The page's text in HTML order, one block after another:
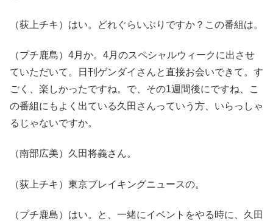
（荻上チキ）はい。どれぐらいぶりですか？この番組は。
（プチ鹿島）4月か。4月のスペシャルウィークに出させ
ていただいて。日刊ゲンダイさんと直接お会いできて。す
ごく、楽しかったですね。で、その1週間後にですね、こ
の番組にもよく出ている久田さんっていう方、いらっしゃ
るじゃないですか。
（南部広美）久田将義さん。
（荻上チキ）東京ブレイキングニュースの。
（プチ鹿島）はい。と、一緒にイベントをやる時に、久田